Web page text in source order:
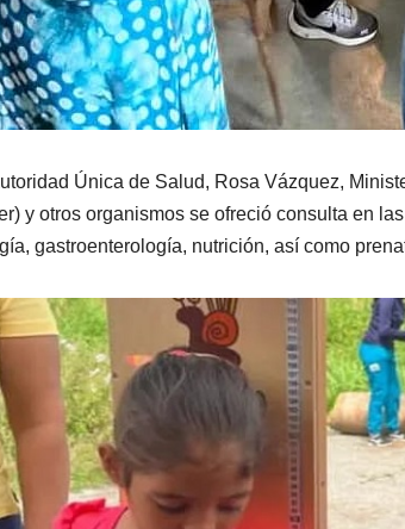
Única de Salud, Rosa Vázquez,
y otros organismos se ofreció consulta en
gastroenterología, nutrición, así como